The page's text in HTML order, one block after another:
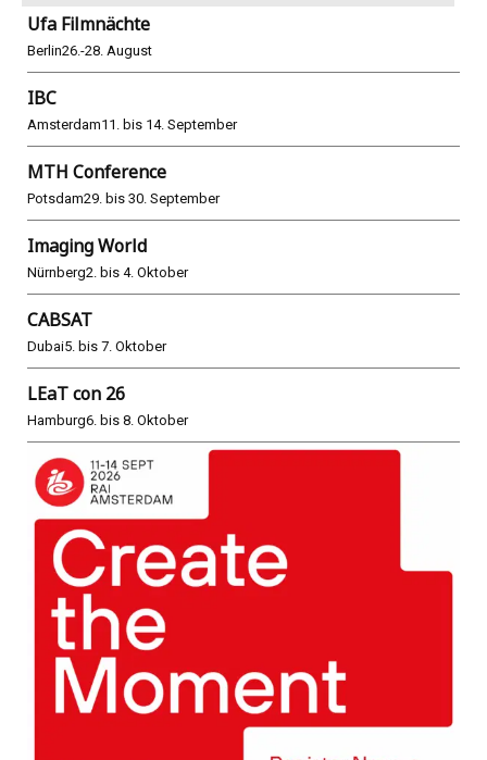
Ufa Filmnächte
Berlin26.-28. August
IBC
Amsterdam11. bis 14. September
MTH Conference
Potsdam29. bis 30. September
Imaging World
Nürnberg2. bis 4. Oktober
CABSAT
Dubai5. bis 7. Oktober
LEaT con 26
Hamburg6. bis 8. Oktober